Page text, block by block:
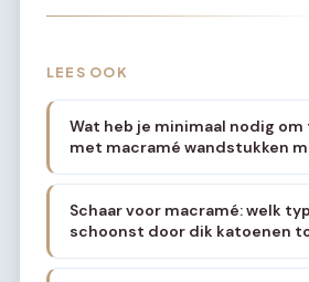
LEES OOK
Wat heb je minimaal nodig
met macramé wandstukken
Schaar voor macramé: welk
schoonst door dik katoenen